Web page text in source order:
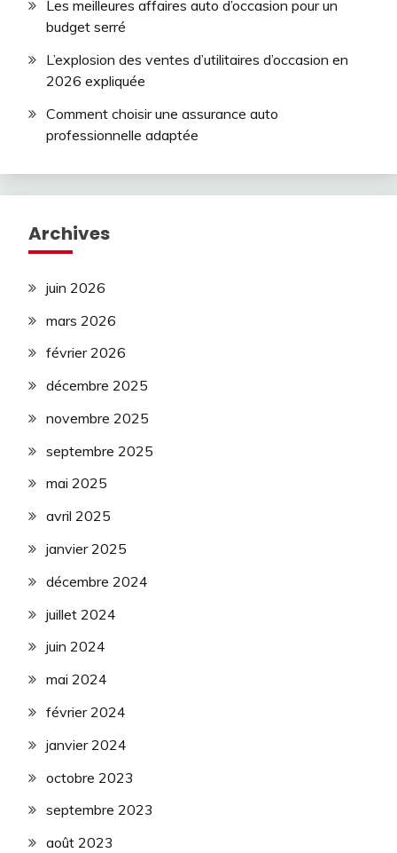
Les meilleures affaires auto d’occasion pour un
budget serré
L’explosion des ventes d’utilitaires d’occasion en
2026 expliquée
Comment choisir une assurance auto
professionnelle adaptée
Archives
juin 2026
mars 2026
février 2026
décembre 2025
novembre 2025
septembre 2025
mai 2025
avril 2025
janvier 2025
décembre 2024
juillet 2024
juin 2024
mai 2024
février 2024
janvier 2024
octobre 2023
septembre 2023
août 2023